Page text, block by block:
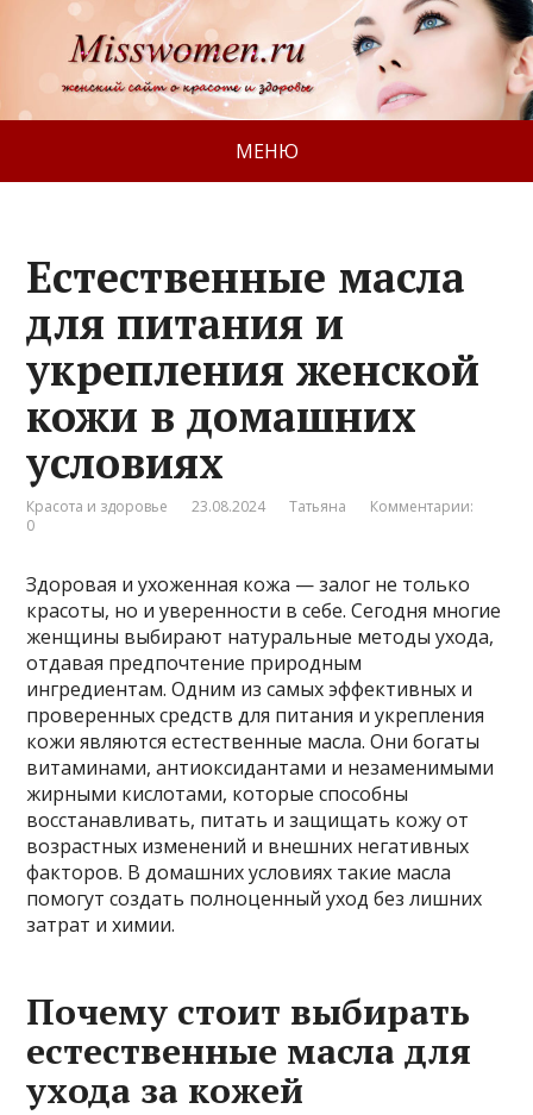
МЕНЮ
Естественные масла
для питания и
укрепления женской
кожи в домашних
условиях
Красота и здоровье 23.08.2024 Татьяна
Комментарии:
0
Здоровая и ухоженная кожа — залог не только
красоты, но и уверенности в себе. Сегодня многие
женщины выбирают натуральные методы ухода,
отдавая предпочтение природным
ингредиентам. Одним из самых эффективных и
проверенных средств для питания и укрепления
кожи являются естественные масла. Они богаты
витаминами, антиоксидантами и незаменимыми
жирными кислотами, которые способны
восстанавливать, питать и защищать кожу от
возрастных изменений и внешних негативных
факторов. В домашних условиях такие масла
помогут создать полноценный уход без лишних
затрат и химии.
Почему стоит выбирать
естественные масла для
ухода за кожей